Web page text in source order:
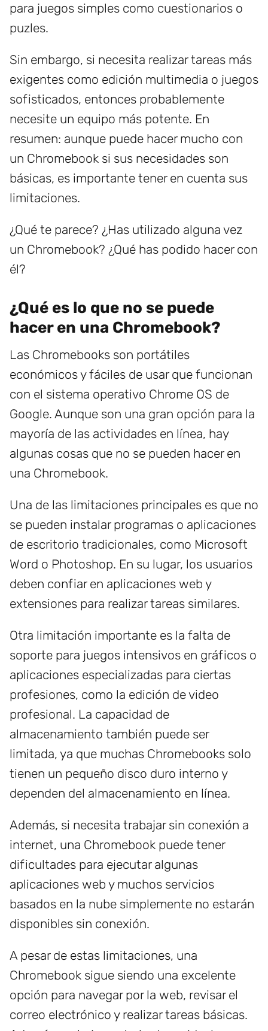
para juegos simples como cuestionarios o
puzles.
Sin embargo, si necesita realizar tareas más
exigentes como edición multimedia o juegos
sofisticados, entonces probablemente
necesite un equipo más potente. En
resumen: aunque puede hacer mucho con
un Chromebook si sus necesidades son
básicas, es importante tener en cuenta sus
limitaciones.
¿Qué te parece? ¿Has utilizado alguna vez
un Chromebook? ¿Qué has podido hacer con
él?
¿Qué es lo que no se puede
hacer en una Chromebook?
Las Chromebooks son portátiles
económicos y fáciles de usar que funcionan
con el sistema operativo Chrome OS de
Google. Aunque son una gran opción para la
mayoría de las actividades en línea, hay
algunas cosas que no se pueden hacer en
una Chromebook.
Una de las limitaciones principales es que no
se pueden instalar programas o aplicaciones
de escritorio tradicionales, como Microsoft
Word o Photoshop. En su lugar, los usuarios
deben confiar en aplicaciones web y
extensiones para realizar tareas similares.
Otra limitación importante es la falta de
soporte para juegos intensivos en gráficos o
aplicaciones especializadas para ciertas
profesiones, como la edición de video
profesional. La capacidad de
almacenamiento también puede ser
limitada, ya que muchas Chromebooks solo
tienen un pequeño disco duro interno y
dependen del almacenamiento en línea.
Además, si necesita trabajar sin conexión a
internet, una Chromebook puede tener
dificultades para ejecutar algunas
aplicaciones web y muchos servicios
basados ​​en la nube simplemente no estarán
disponibles sin conexión.
A pesar de estas limitaciones, una
Chromebook sigue siendo una excelente
opción para navegar por la web, revisar el
correo electrónico y realizar tareas básicas.